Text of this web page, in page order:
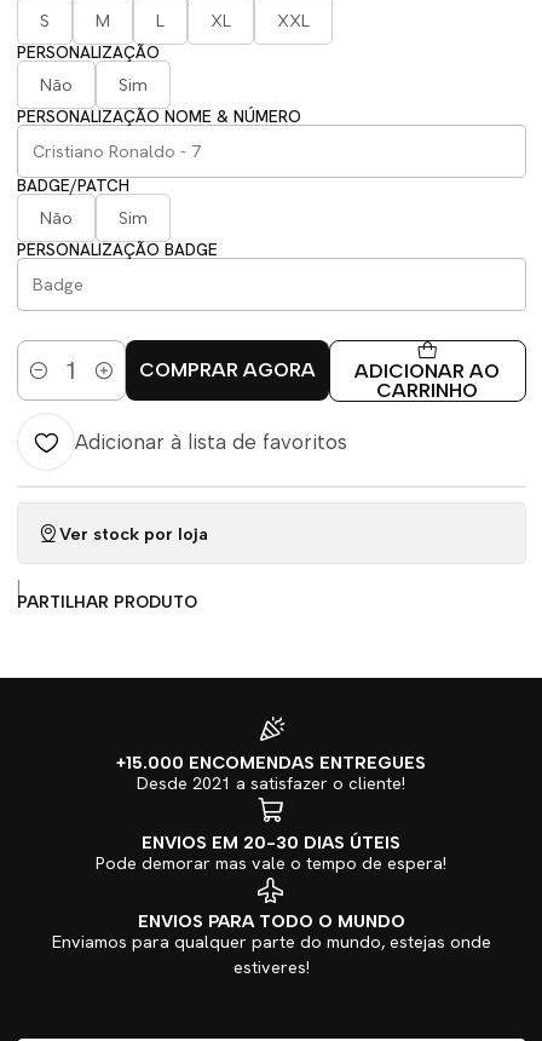
S
M L XL
XXL
PERSONALIZAÇÃO
Não
Sim
PERSONALIZAÇÃO NOME & NÚMERO
BADGE/PATCH
Não
Sim
PERSONALIZAÇÃO BADGE
Quantidade
ADICIONAR AO
CARRINHO
COMPRAR AGORA
Adicionar à lista de favoritos
Ver stock por loja
|
PARTILHAR PRODUTO
+15.000 ENCOMENDAS ENTREGUES
Desde 2021 a satisfazer o cliente!
ENVIOS EM 20-30 DIAS ÚTEIS
Pode demorar mas vale o tempo de espera!
ENVIOS PARA TODO O MUNDO
Enviamos para qualquer parte do mundo, estejas onde
estiveres!